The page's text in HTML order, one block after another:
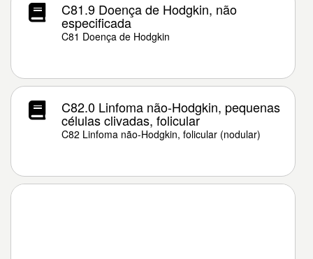
C81.9 Doença de Hodgkin, não
especificada
C81 Doença de Hodgkin
C82.0 Linfoma não-Hodgkin, pequenas
células clivadas, folicular
C82 Linfoma não-Hodgkin, folicular (nodular)